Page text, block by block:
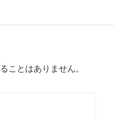
ことはありません。